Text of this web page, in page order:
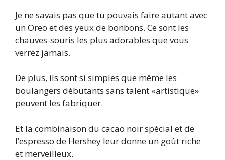
Je ne savais pas que tu pouvais faire autant avec
un Oreo et des yeux de bonbons. Ce sont les
chauves-souris les plus adorables que vous
verrez jamais.
De plus, ils sont si simples que même les
boulangers débutants sans talent «artistique»
peuvent les fabriquer.
Et la combinaison du cacao noir spécial et de
l’espresso de Hershey leur donne un goût riche
et merveilleux.